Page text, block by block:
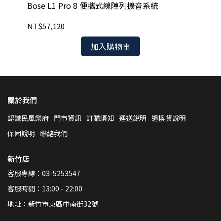
Bose L1 Pro 8 便攜式線陣列擴音系統
NT$57,120
加入購物車
關於我們
認識民風樂府 門市資訊 訂購須知 運送說明 退換貨說明
保固說明 聯絡我們
新竹店
客服專線：03-5253547
客服時間：13:00 - 22:00
地址：新竹市東區中南街32號